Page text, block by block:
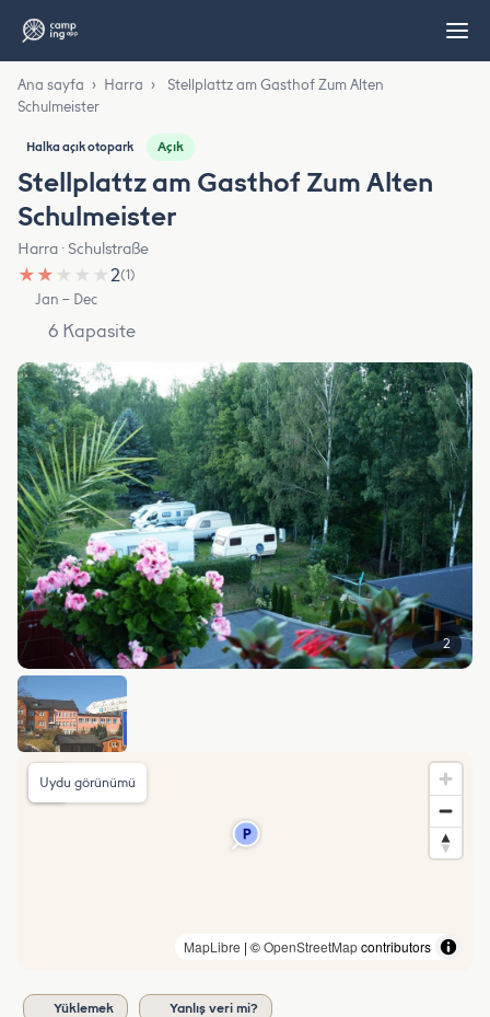
Ana sayfa › Harra ›
Stellplattz am Gasthof Zum Alten
Schulmeister
Halka açık otopark Açık
Stellplattz am Gasthof Zum Alten
Schulmeister
Harra · Schulstraße
★ ★ ★ ★ ★2(1)
Jan – Dec
6 Kapasite
2
MapLibre | ©OpenStreetMapcontributors
Uydu görünümü
Yüklemek Yanlış veri mi?